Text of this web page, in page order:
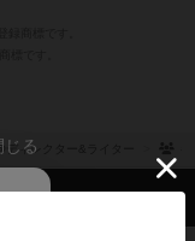
ディレクター&ライター
じる